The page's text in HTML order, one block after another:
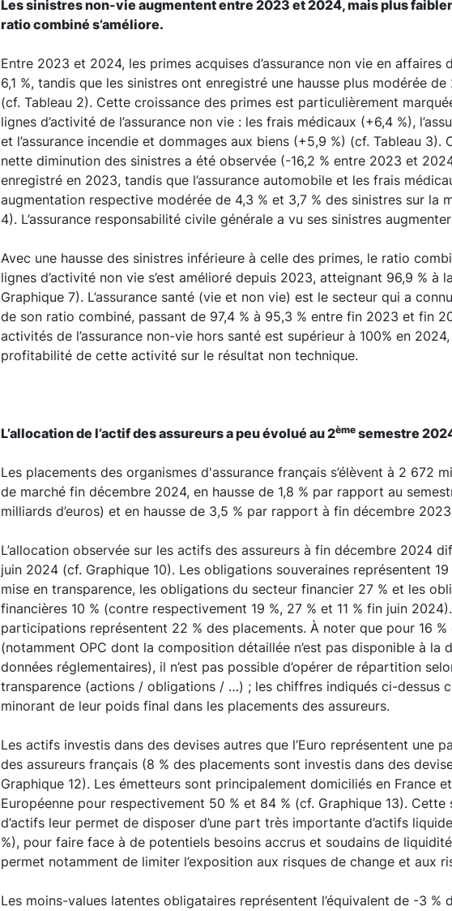
Les sinistres non-vie augmentent entre 2023 et 2024, mais plus
ratio combiné s’améliore.
Entre 2023 et 2024, les primes acquises d’assurance non vie en affaires
6,1 %, tandis que les sinistres ont enregistré une hausse plus modérée
(cf. Tableau 2). Cette croissance des primes est particulièrement
lignes d’activité de l’assurance non vie : les frais médicaux (+6,4 %),
et l’assurance incendie et dommages aux biens (+5,9 %) (cf. Tableau 3).
nette diminution des sinistres a été observée (-16,2 % entre 2023 et
enregistré en 2023, tandis que l’assurance automobile et les frais
augmentation respective modérée de 4,3 % et 3,7 % des sinistres sur la
4). L’assurance responsabilité civile générale a vu ses sinistres
Avec une hausse des sinistres inférieure à celle des primes, le ratio
lignes d’activité non vie s’est amélioré depuis 2023, atteignant 96,9 % à
Graphique 7). L’assurance santé (vie et non vie) est le secteur qui a
de son ratio combiné, passant de 97,4 % à 95,3 % entre fin 2023 et fin
activités de l’assurance non-vie hors santé est supérieur à 100% en
profitabilité de cette activité sur le résultat non technique.
L’allocation de l’actif des assureurs a peu évolué au 2ème semestre
Les placements des organismes d'assurance français s’élèvent à 2 672
de marché fin décembre 2024, en hausse de 1,8 % par rapport au
milliards d’euros) et en hausse de 3,5 % par rapport à fin décembre
L’allocation observée sur les actifs des assureurs à fin décembre 2024
juin 2024 (cf. Graphique 10). Les obligations souveraines représentent
mise en transparence, les obligations du secteur financier 27 % et les
financières 10 % (contre respectivement 19 %, 27 % et 11 % fin juin
participations représentent 22 % des placements. À noter que pour 16 %
(notamment OPC dont la composition détaillée n’est pas disponible à la
données réglementaires), il n’est pas possible d’opérer de répartition
transparence (actions / obligations / …) ; les chiffres indiqués ci-dessus
minorant de leur poids final dans les placements des assureurs.
Les actifs investis dans des devises autres que l’Euro représentent une
des assureurs français (8 % des placements sont investis dans des
Graphique 12). Les émetteurs sont principalement domiciliés en France
Européenne pour respectivement 50 % et 84 % (cf. Graphique 13). Cette
d’actifs leur permet de disposer d’une part très importante d’actifs
%), pour faire face à de potentiels besoins accrus et soudains de
permet notamment de limiter l’exposition aux risques de change et aux
Les moins-values latentes obligataires représentent l’équivalent de -3 %